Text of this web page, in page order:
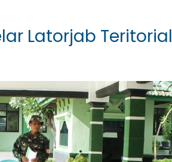
Latorjab Teritorial